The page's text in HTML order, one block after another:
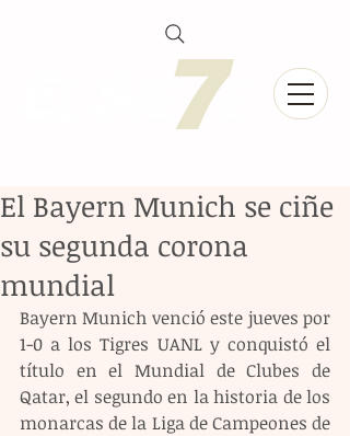
El Bayern Munich se ciñe
su segunda corona
mundial
Bayern Munich venció este jueves por
1-0 a los Tigres UANL y conquistó el
título en el Mundial de Clubes de
Qatar, el segundo en la historia de los
monarcas de la Liga de Campeones de